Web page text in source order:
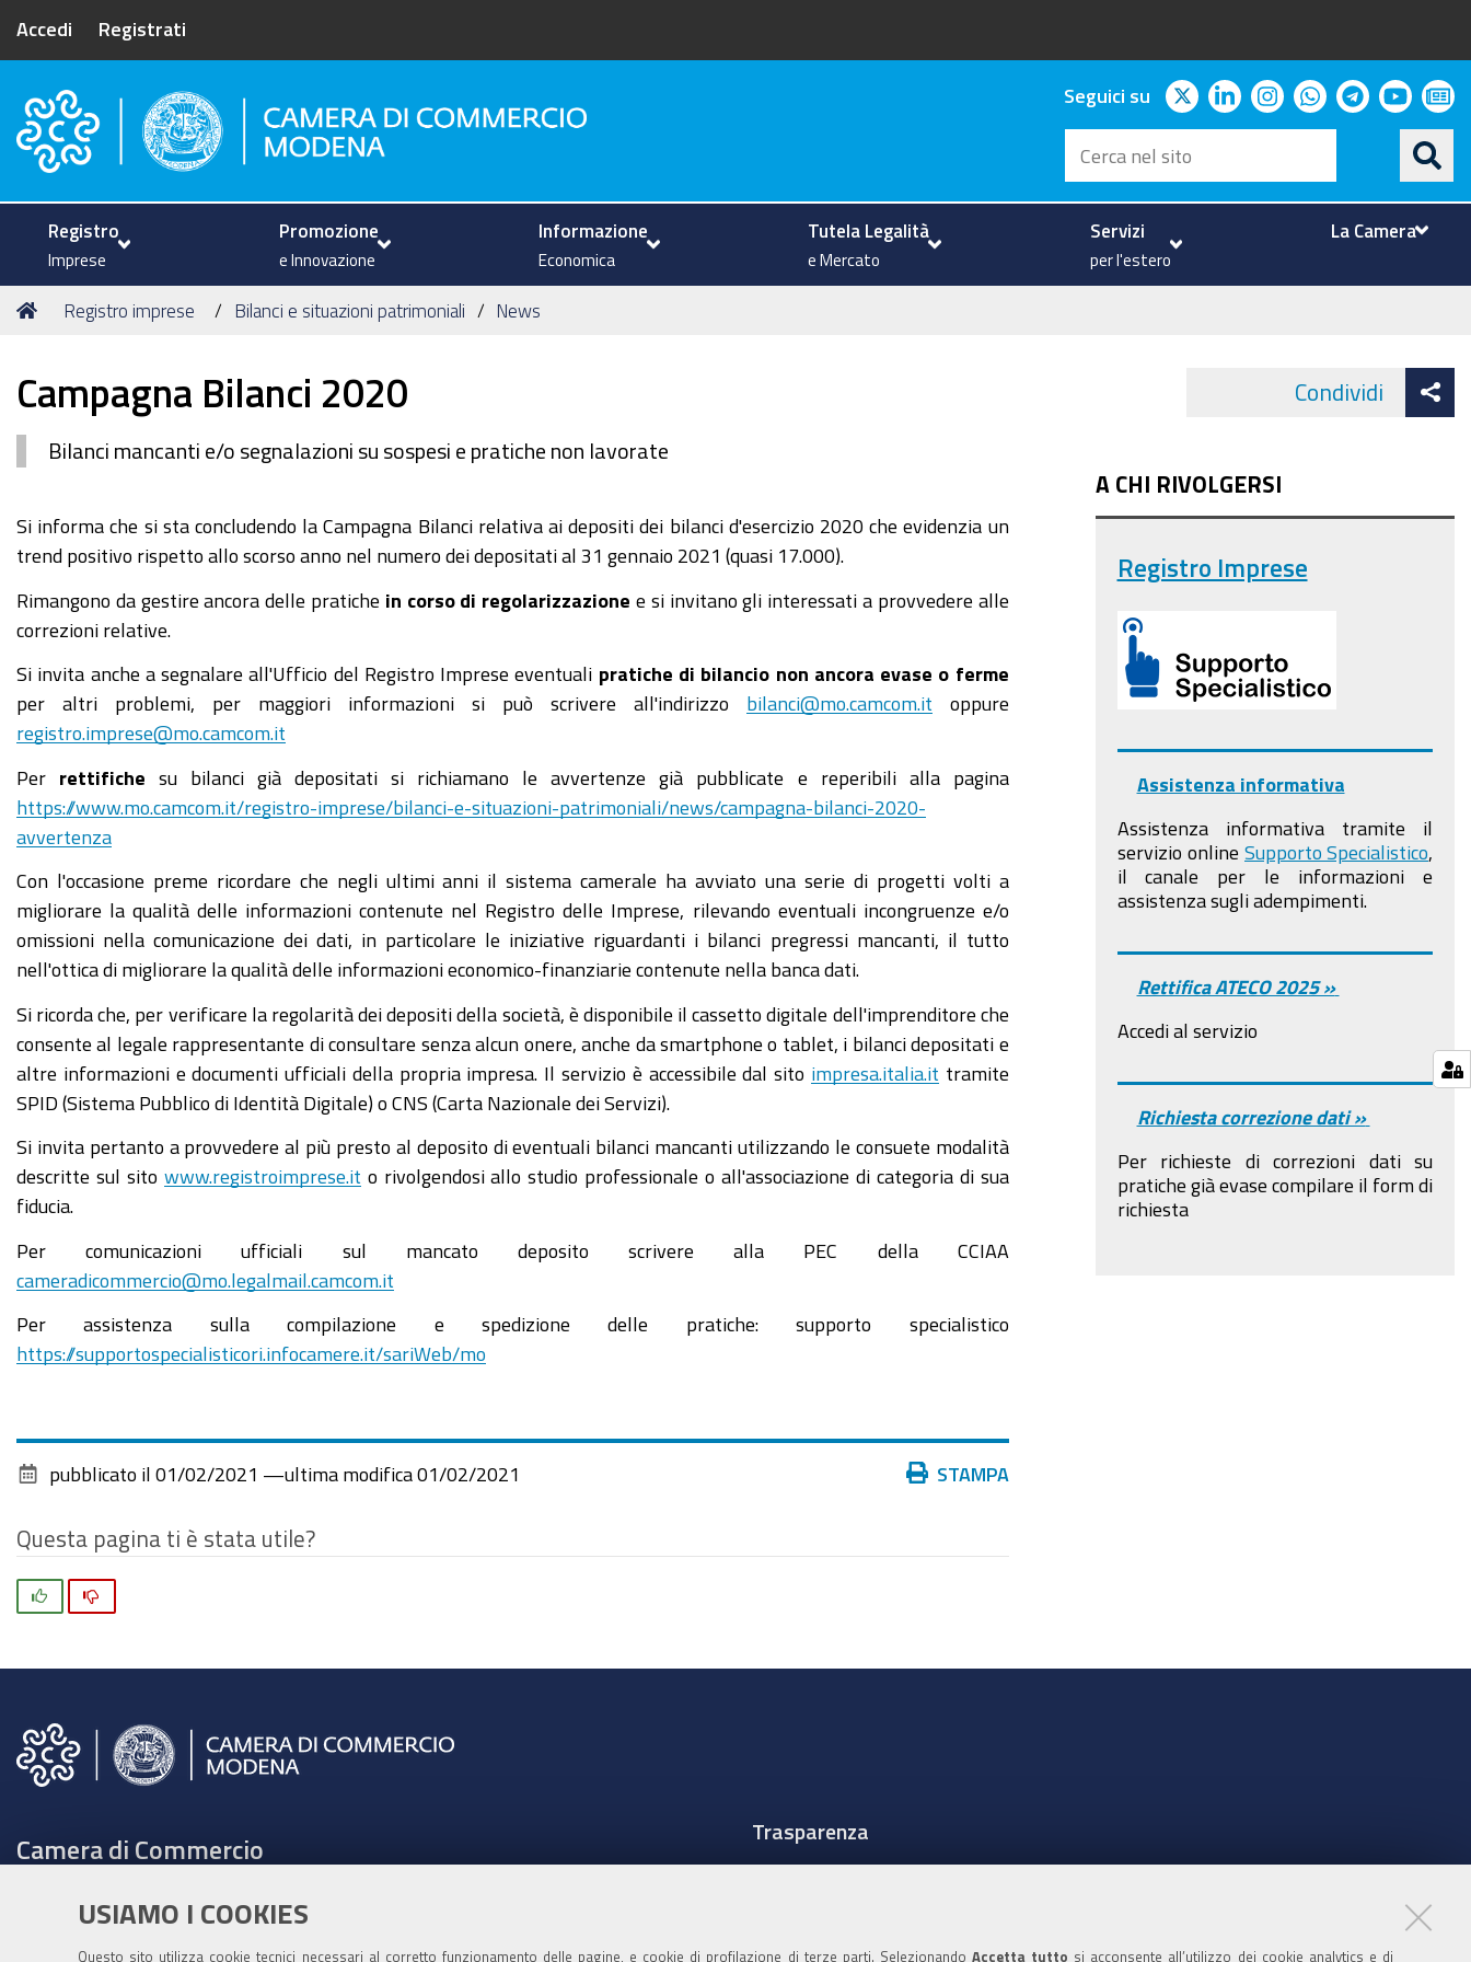
USIAMO I COOKIES
Questo sito utilizza cookie tecnici necessari al corretto funzionamento delle pagine, e cookie di profilazione di terze parti. SelezionandoAccetta tutto si acconsente all’utilizzo dei cookie analytics e di
Accedi Registrati
Camera di Commercio di Modena
Seguici su twitterlinkedininstagram
whatsapp
telegram
Cerca
nel
sito
Registro
Imprese
Promozione
e Innovazione
Informazione
Economica
Tutela Legalità
e Mercato
Servizi
per l'estero
La Camera
Tu
Home
Registro imprese Bilanci e situazioni patrimoniali News
Campagna Bilanci 2020
Bilanci mancanti e/o segnalazioni su sospesi e pratiche non lavorate
Si informa che si sta concludendo la Campagna Bilanci relativa ai depositi dei bilanci d'esercizio 2020 che evidenzia un
trend positivo rispetto allo scorso anno nel numero dei depositati al 31 gennaio 2021 (quasi 17.000).
Rimangono da gestire ancora delle pratiche in corso di regolarizzazione e si invitano gli interessati a provvedere alle
correzioni relative.
Si invita anche a segnalare all'Ufficio del Registro Imprese eventuali pratiche di bilancio non ancora evase o ferme
per altri problemi, per maggiori informazioni si può scrivere all'indirizzo bilanci@mo.camcom.it oppure
registro.imprese@mo.camcom.it
Per rettifiche su bilanci già depositati si richiamano le avvertenze già pubblicate e reperibili alla pagina
https://www.mo.camcom.it/registro-imprese/bilanci-e-situazioni-patrimoniali/news/campagna-bilanci-2020-
avvertenza
Con l'occasione preme ricordare che negli ultimi anni il sistema camerale ha avviato una serie di progetti volti a
migliorare la qualità delle informazioni contenute nel Registro delle Imprese, rilevando eventuali incongruenze e/o
omissioni nella comunicazione dei dati, in particolare le iniziative riguardanti i bilanci pregressi mancanti, il tutto
nell'ottica di migliorare la qualità delle informazioni economico-finanziarie contenute nella banca dati.
Si ricorda che, per verificare la regolarità dei depositi della società, è disponibile il cassetto digitale dell'imprenditore che
consente al legale rappresentante di consultare senza alcun onere, anche da smartphone o tablet, i bilanci depositati e
altre informazioni e documenti ufficiali della propria impresa. Il servizio è accessibile dal sito impresa.italia.it tramite
SPID (Sistema Pubblico di Identità Digitale) o CNS (Carta Nazionale dei Servizi).
Si invita pertanto a provvedere al più presto al deposito di eventuali bilanci mancanti utilizzando le consuete modalità
descritte sul sito www.registroimprese.it o rivolgendosi allo studio professionale o all'associazione di categoria di sua
fiducia.
Per comunicazioni ufficiali sul mancato deposito scrivere alla PEC della CCIAA
cameradicommercio@mo.legalmail.camcom.it
Per assistenza sulla compilazione e spedizione delle pratiche: supporto specialistico
https://supportospecialisticori.infocamere.it/sariWeb/mo
Azioni STAMPA
pubblicato il 01/02/2021 —ultima modifica 01/02/2021
Questa pagina ti è stata utile?
Condividi
A CHI RIVOLGERSI
Registro Imprese
Assistenza informativa
Assistenza informativa tramite il
servizio online Supporto Specialistico
il canale per le informazioni e
assistenza sugli adempimenti.
Rettifica ATECO 2025 »
Accedi al servizio
Richiesta correzione dati »
Per richieste di correzioni dati su
pratiche già evase compilare il form di
richiesta
Camera di Commercio
Tel. 059208111 -URP
Contabilità speciale Banca d'Italia:
Trasparenza